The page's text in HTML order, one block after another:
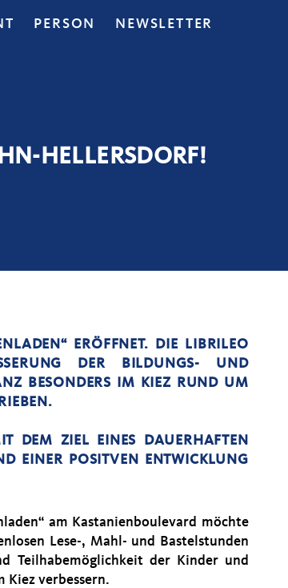
PERSON NEWSLETTER
HELLERSDORF!
ERÖFFNET. DIE LIBRILEO
DER BILDUNGS- UND
BESONDERS IM KIEZ RUND UM
DEM ZIEL EINES DAUERHAFTEN
EINER POSITVEN ENTWICKLUNG
am Kastanienboulevard möchte
Lese-, Mahl- und Bastelstunden
Teilhabemöglichkeit der Kinder und
Kiez verbessern.